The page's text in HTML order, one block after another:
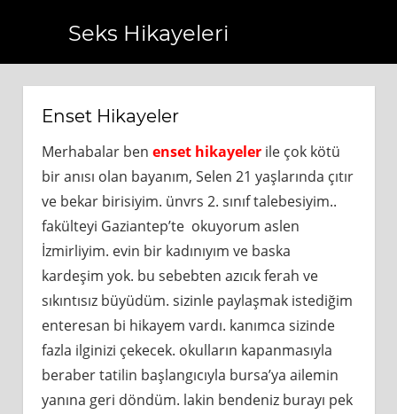
Seks Hikayeleri
Enset Hikayeler
Merhabalar ben enset hikayelerile çok kötü
bir anısı olan bayanım, Selen 21 yaşlarında çıtır
ve bekar birisiyim. ünvrs 2. sınıf talebesiyim..
fakülteyi Gaziantep’te okuyorum aslen
İzmirliyim. evin bir kadınıyım ve baska
kardeşim yok. bu sebebten azıcık ferah ve
sıkıntısız büyüdüm. sizinle paylaşmak istediğim
enteresan bi hikayem vardı. kanımca sizinde
fazla ilginizi çekecek. okulların kapanmasıyla
beraber tatilin başlangıcıyla bursa’ya ailemin
yanına geri döndüm. lakin bendeniz burayı pek